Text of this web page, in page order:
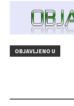
OBJAVLJENO U